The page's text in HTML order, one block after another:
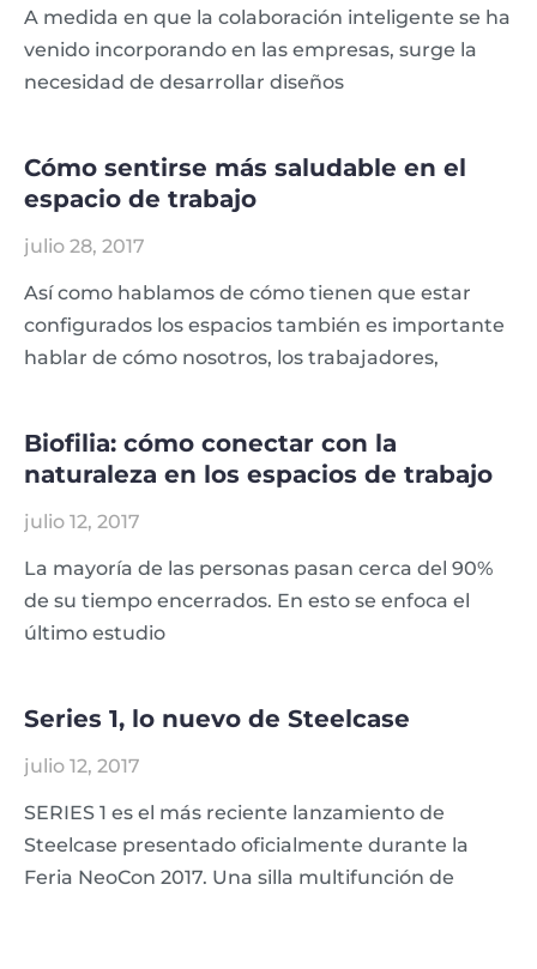
A medida en que la colaboración inteligente se ha
venido incorporando en las empresas, surge la
necesidad de desarrollar diseños
Cómo sentirse más saludable en el
espacio de trabajo
julio 28, 2017
Así como hablamos de cómo tienen que estar
configurados los espacios también es importante
hablar de cómo nosotros, los trabajadores,
Biofilia: cómo conectar con la
naturaleza en los espacios de trabajo
julio 12, 2017
La mayoría de las personas pasan cerca del 90%
de su tiempo encerrados. En esto se enfoca el
último estudio
Series 1, lo nuevo de Steelcase
julio 12, 2017
SERIES 1 es el más reciente lanzamiento de
Steelcase presentado oficialmente durante la
Feria NeoCon 2017. Una silla multifunción de